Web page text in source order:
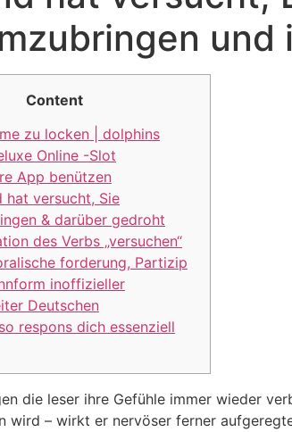
Content
zu locken | dolphins
Online -Slot
App benützen
hat versucht, Sie
& darüber gedroht
des Verbs „versuchen“
forderung, Partizip
inoffizieller
Deutschen
respons dich essenziell
die leser ihre Gefühle immer wieder
wird – wirkt er nervöser ferner